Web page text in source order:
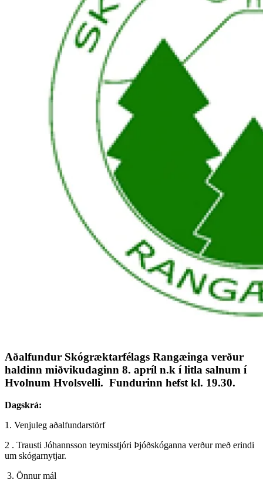
Aðalfundur Skógræktarfélags Rangæinga verður
haldinn miðvikudaginn 8. apríl n.k í litla salnum í
Hvolnum Hvolsvelli. Fundurinn hefst kl. 19.30.
Dagskrá:
1. Venjuleg aðalfundarstörf
2 . Trausti Jóhannsson teymisstjóri Þjóðskóganna verður með erindi
um skógarnytjar.
3. Önnur mál